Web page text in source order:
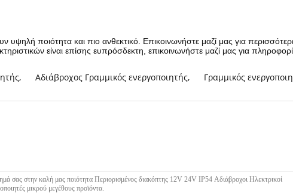
υψηλή ποιότητα και πιο ανθεκτικό. Επικοινωνήστε μαζί μας για
είναι επίσης ευπρόσδεκτη, επικοινωνήστε μαζί μας για
, Αδιάβροχος Γραμμικός ενεργοποιητής, Γραμμικός